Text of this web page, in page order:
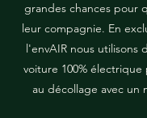
grandes chances pour
leur compagnie. En
l'envAIR nous utilisons
voiture 100%
au décollage avec un